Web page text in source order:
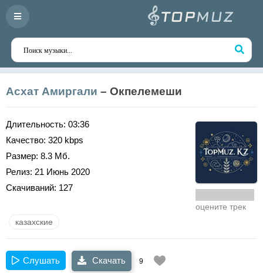
Асхат Амиргали – Окпелемеши
Длительность: 03:36
Качество: 320 kbps
Размер: 8.3 Мб.
Релиз: 21 Июнь 2020
Скачиваний: 127
оцените трек
казахские
Слушать Скачать 9